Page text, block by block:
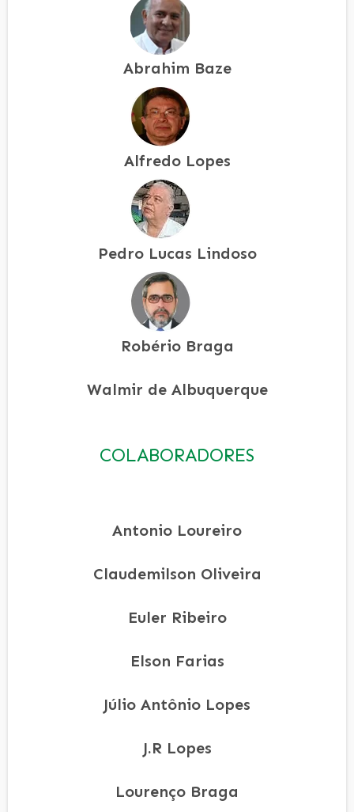
Abrahim Baze
Alfredo Lopes
Pedro Lucas Lindoso
Robério Braga
Walmir de Albuquerque
COLABORADORES
Antonio Loureiro
Claudemilson Oliveira
Euler Ribeiro
Elson Farias
Júlio Antônio Lopes
J.R Lopes
Lourenço Braga